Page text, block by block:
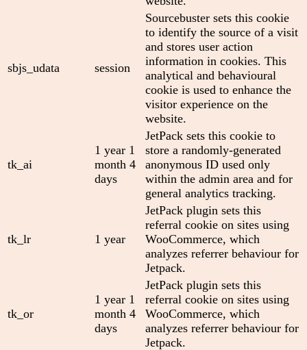
sbjs_udata session
Sourcebuster sets this cookie
to identify the source of a visit
and stores user action
information in cookies. This
analytical and behavioural
cookie is used to enhance the
visitor experience on the
website.
tk_ai
1 year 1
month 4
days
JetPack sets this cookie to
store a randomly-generated
anonymous ID used only
within the admin area and for
general analytics tracking.
tk_lr 1 year
JetPack plugin sets this
referral cookie on sites using
WooCommerce, which
analyzes referrer behaviour for
Jetpack.
tk_or
1 year 1
month 4
days
JetPack plugin sets this
referral cookie on sites using
WooCommerce, which
analyzes referrer behaviour for
Jetpack.